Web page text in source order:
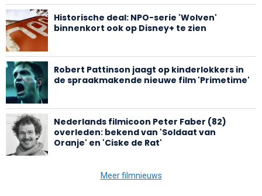
Historische deal: NPO-serie 'Wolven'
binnenkort ook op Disney+ te zien
Robert Pattinson jaagt op kinderlokkers in
de spraakmakende nieuwe film 'Primetime'
Nederlands filmicoon Peter Faber (82)
overleden: bekend van 'Soldaat van
Oranje' en 'Ciske de Rat'
Meer filmnieuws